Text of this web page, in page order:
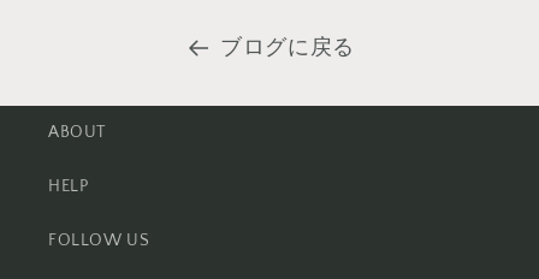
ブログに戻る
ABOUT
HELP
FOLLOW US